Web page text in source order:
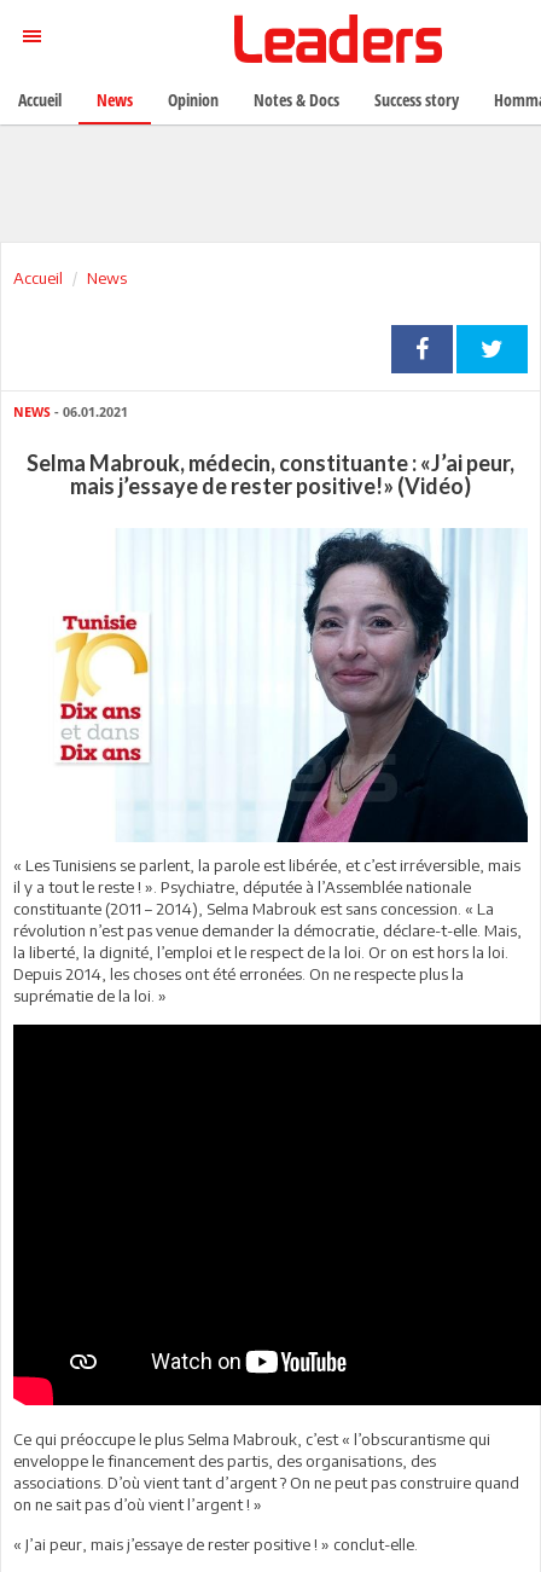
Accueil News
NEWS - 06.01.2021
Selma Mabrouk, médecin, constituante : «J’ai peur,
mais j’essaye de rester positive!» (Vidéo)
« Les Tunisiens se parlent, la parole est libérée, et c’est irréversible, mais
il y a tout le reste ! ». Psychiatre, députée à l’Assemblée nationale
constituante (2011 – 2014), Selma Mabrouk est sans concession. « La
révolution n’est pas venue demander la démocratie, déclare-t-elle. Mais,
la liberté, la dignité, l’emploi et le respect de la loi. Or on est hors la loi.
Depuis 2014, les choses ont été erronées. On ne respecte plus la
suprématie de la loi. »
Ce qui préoccupe le plus Selma Mabrouk, c’est « l’obscurantisme qui
enveloppe le financement des partis, des organisations, des
associations. D’où vient tant d’argent ? On ne peut pas construire quand
on ne sait pas d’où vient l’argent ! »
« J’ai peur, mais j’essaye de rester positive ! » conclut-elle.
Accueil News Opinion Notes & Docs Success story